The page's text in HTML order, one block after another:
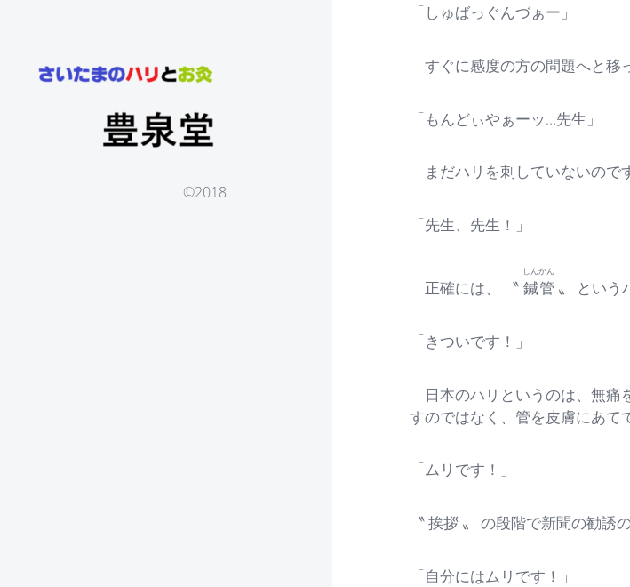
「しゅばっぐんづぁー」
すぐに感度の方の問題へと移
「もんどぃやぁーッ…先生」
まだハリを刺していないので
「先生、先生！」
正確には、 〝 鍼管
しんかん
〟 という
「きついです！」
日本のハリというのは、無痛
すのではなく、管を皮膚にあて
「ムリです！」
〝 挨拶 〟 の段階で新聞の勧誘
「自分にはムリです！」
©2018